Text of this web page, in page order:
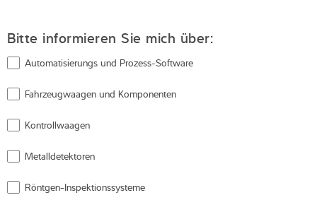
Service
Industrielösungen
Expertise und Wissen
Über uns
Bitte informieren Sie mich über:
Automatisierungs und Prozess-Software
Fahrzeugwaagen und Komponenten
Kontrollwaagen
Metalldetektoren
Röntgen-Inspektionssysteme